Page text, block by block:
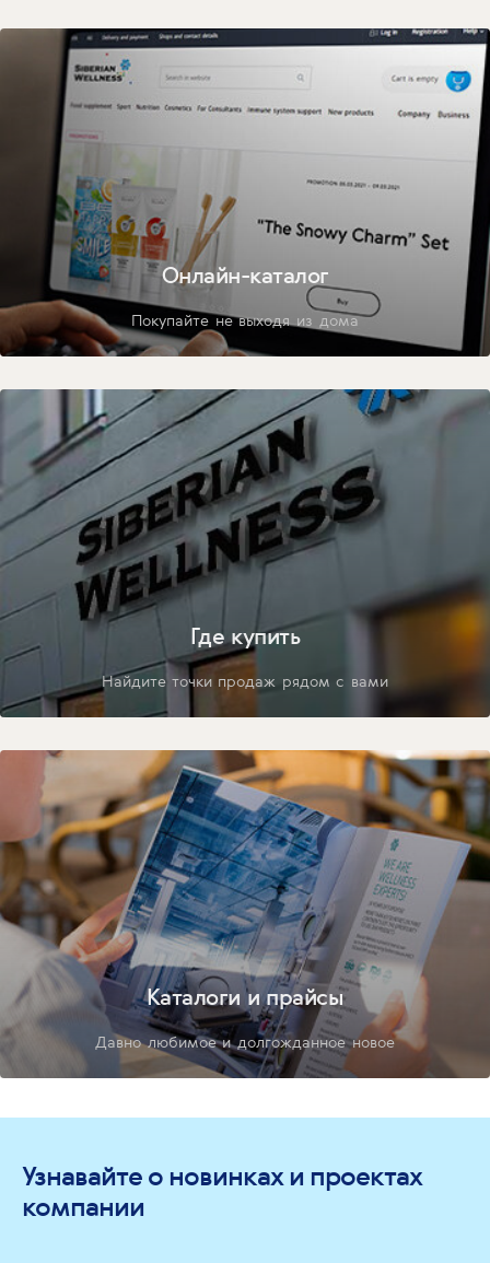
Онлайн-каталог
Покупайте не выходя из дома
Где купить
Найдите точки продаж рядом с вами
Каталоги и прайсы
Давно любимое и долгожданное новое
Узнавайте о новинках и проектах
компании